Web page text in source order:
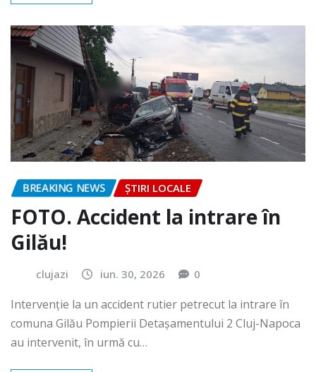
BREAKING NEWS ȘTIRI LOCALE
FOTO. Accident la intrare în
Gilău!
clujazi iun. 30, 2026 0
Intervenție la un accident rutier petrecut la intrare în
comuna Gilău Pompierii Detașamentului 2 Cluj-Napoca
au intervenit, în urmă cu…